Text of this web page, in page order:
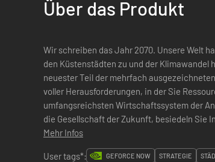
Über das Produkt
Wir schreiben das Jahr 2070. Unsere Welt
den Küstenstädten zu und der
neuester Teil der mehrfach
voller Herausforderungen, in der Sie
umfangsreichsten Wirtschaftssystem der
die Gesellschaft der Zukunft, besiedeln Sie
Mehr Infos
User tags*:
GEFORCE NOW STRATEGIE